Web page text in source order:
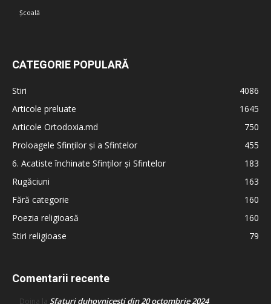
Școală
CATEGORIE POPULARĂ
Stiri
4086
Articole preluate
1645
Articole Ortodoxia.md
750
Proloagele Sfinților și a Sfintelor
455
6. Acatiste închinate Sfinților și Sfintelor
183
Rugăciuni
163
Fără categorie
160
Poezia religioasă
160
Stiri religioase
79
Comentarii recente
Doina la Sfaturi duhovnicești din 20 octombrie 2024